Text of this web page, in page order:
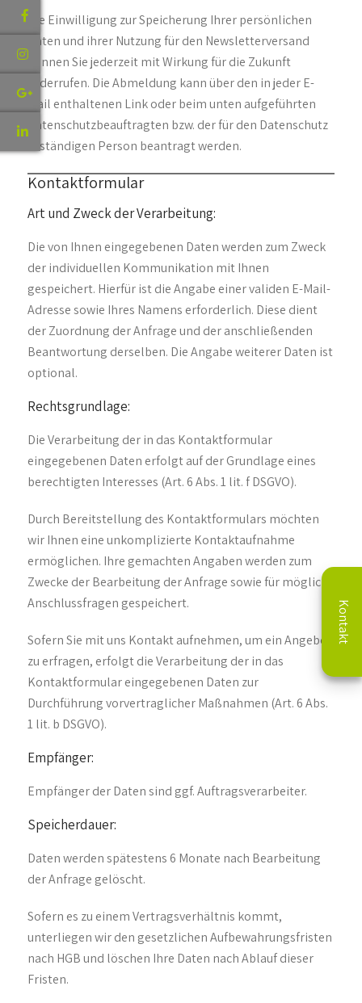
Die Einwilligung zur Speicherung Ihrer persönlichen
Daten und ihrer Nutzung für den Newsletterversand
können Sie jederzeit mit Wirkung für die Zukunft
widerrufen. Die Abmeldung kann über den in jeder E-
Mail enthaltenen Link oder beim unten aufgeführten
Datenschutzbeauftragten bzw. der für den Datenschutz
zuständigen Person beantragt werden.
Kontaktformular
Art und Zweck der Verarbeitung:
Die von Ihnen eingegebenen Daten werden zum Zweck
der individuellen Kommunikation mit Ihnen
gespeichert. Hierfür ist die Angabe einer validen E-Mail-
Adresse sowie Ihres Namens erforderlich. Diese dient
der Zuordnung der Anfrage und der anschließenden
Beantwortung derselben. Die Angabe weiterer Daten ist
optional.
Rechtsgrundlage:
Die Verarbeitung der in das Kontaktformular
eingegebenen Daten erfolgt auf der Grundlage eines
berechtigten Interesses (Art. 6 Abs. 1 lit. f DSGVO).
Durch Bereitstellung des Kontaktformulars möchten
wir Ihnen eine unkomplizierte Kontaktaufnahme
ermöglichen. Ihre gemachten Angaben werden zum
Zwecke der Bearbeitung der Anfrage sowie für mögliche
Anschlussfragen gespeichert.
Sofern Sie mit uns Kontakt aufnehmen, um ein Angebot
zu erfragen, erfolgt die Verarbeitung der in das
Kontaktformular eingegebenen Daten zur
Durchführung vorvertraglicher Maßnahmen (Art. 6 Abs.
1 lit. b DSGVO).
Empfänger:
Empfänger der Daten sind ggf. Auftragsverarbeiter.
Speicherdauer:
Daten werden spätestens 6 Monate nach Bearbeitung
der Anfrage gelöscht.
Sofern es zu einem Vertragsverhältnis kommt,
unterliegen wir den gesetzlichen Aufbewahrungsfristen
nach HGB und löschen Ihre Daten nach Ablauf dieser
Fristen.
Kontakt